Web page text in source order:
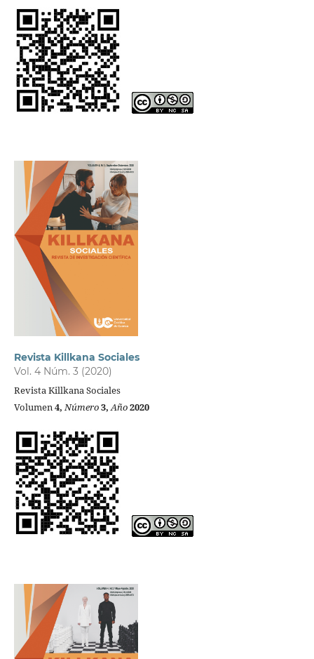
Revista Killkana Sociales
Vol. 4 Núm. 3 (2020)
Revista Killkana Sociales
Volumen4,Número3,Año2020